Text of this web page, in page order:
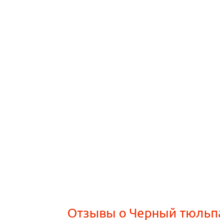
Отзывы о Черный